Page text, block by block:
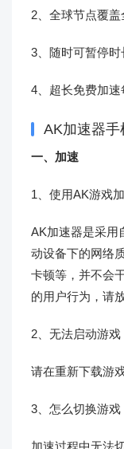
2、全球节点覆盖
3、随时可暂停时
4、超长免费加速
AK加速器手
一、加速
1、使用AK游戏
AK加速器是采用
动设备下的网络
卡顿等，并不会
的用户行为，请
2、无法启动游戏
请在重新下载游
3、怎么切换游戏
加速过程中无法